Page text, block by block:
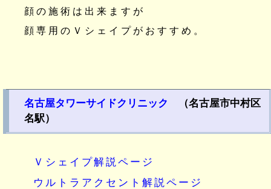
顔の施術は出来ますが
顔専用のＶシェイプがおすすめ。
名古屋タワーサイドクリニック
（名古屋市中村区
名駅）
Ｖシェイプ解説ページ
ウルトラアクセント解説ページ